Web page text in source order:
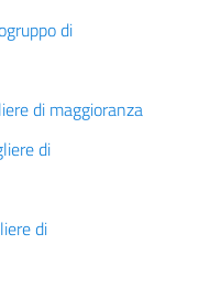
di
di maggioranza
di
di